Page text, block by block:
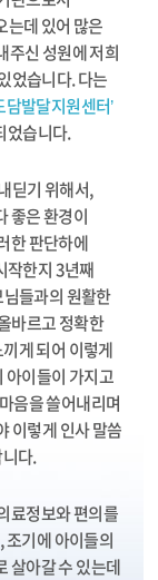
는데 있어 많은
주신 성원에 저희
었습니다. 다는
담발달지원센터’
었습니다.
딛기 위해서,
좋은 환경이
한 판단하에
작한지 3년째
들과의 원활한
바르고 정확한
게 되어 이렇게
아이들이 가지고
음을 쓸어내리며
이렇게 인사 말씀
다.
료정보와 편의를
조기에 아이들의
살아갈 수 있는데